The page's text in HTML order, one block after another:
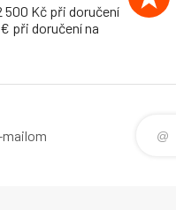
500 Kč při doručení
při doručení na